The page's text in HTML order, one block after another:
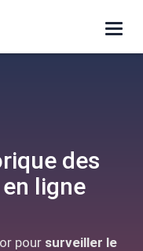
des
ligne
pour surveiller le